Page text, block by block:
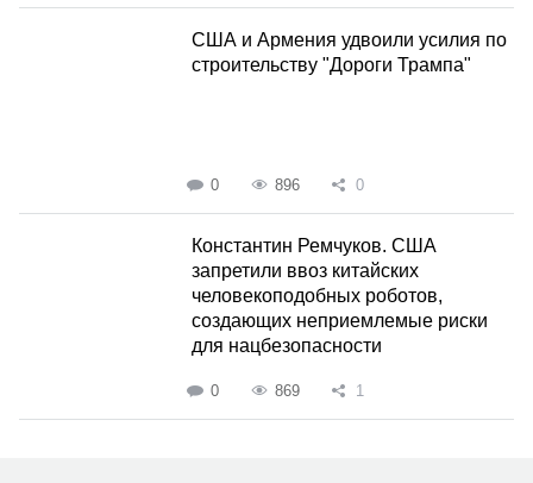
США и Армения удвоили усилия по
строительству "Дороги Трампа"
0 896 0
Константин Ремчуков. США
запретили ввоз китайских
человекоподобных роботов,
создающих неприемлемые риски
для нацбезопасности
0 869 1